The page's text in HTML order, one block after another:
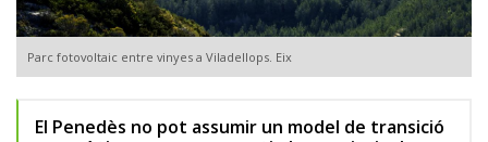
Parc fotovoltaic entre vinyes a Viladellops. Eix
El Penedès no pot assumir un model de transició